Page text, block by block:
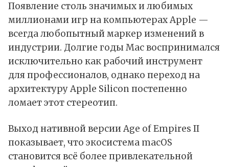
Появление столь значимых и любимых
миллионами игр на компьютерах Apple —
всегда любопытный маркер изменений в
индустрии. Долгие годы Mac воспринимался
исключительно как рабочий инструмент
для профессионалов, однако переход на
архитектуру Apple Silicon постепенно
ломает этот стереотип.
Выход нативной версии Age of Empires II
показывает, что экосистема macOS
становится всё более привлекательной